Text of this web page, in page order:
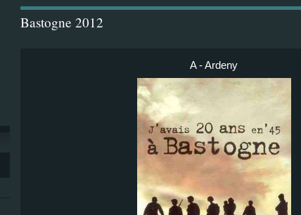
Bastogne 2012
A - Ardeny